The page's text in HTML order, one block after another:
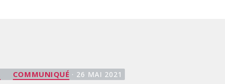
COMMUNIQUÉ · 26 MAI 2021